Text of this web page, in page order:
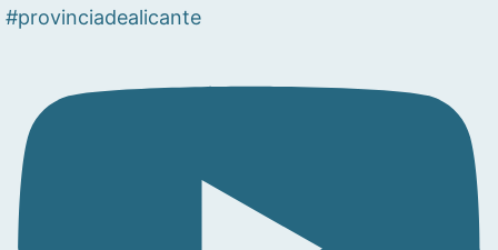
#provinciadealicante